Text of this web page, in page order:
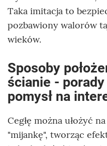
Taka imitacja to
pozbawiony walorów
wieków.
Sposoby
ścianie -
pomysł na
Cegłę można ułożyć
"mijankę", tworząc